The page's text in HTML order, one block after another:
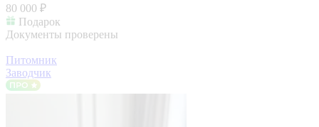
80 000 ₽
Подарок
Документы проверены
Питомник
Заводчик